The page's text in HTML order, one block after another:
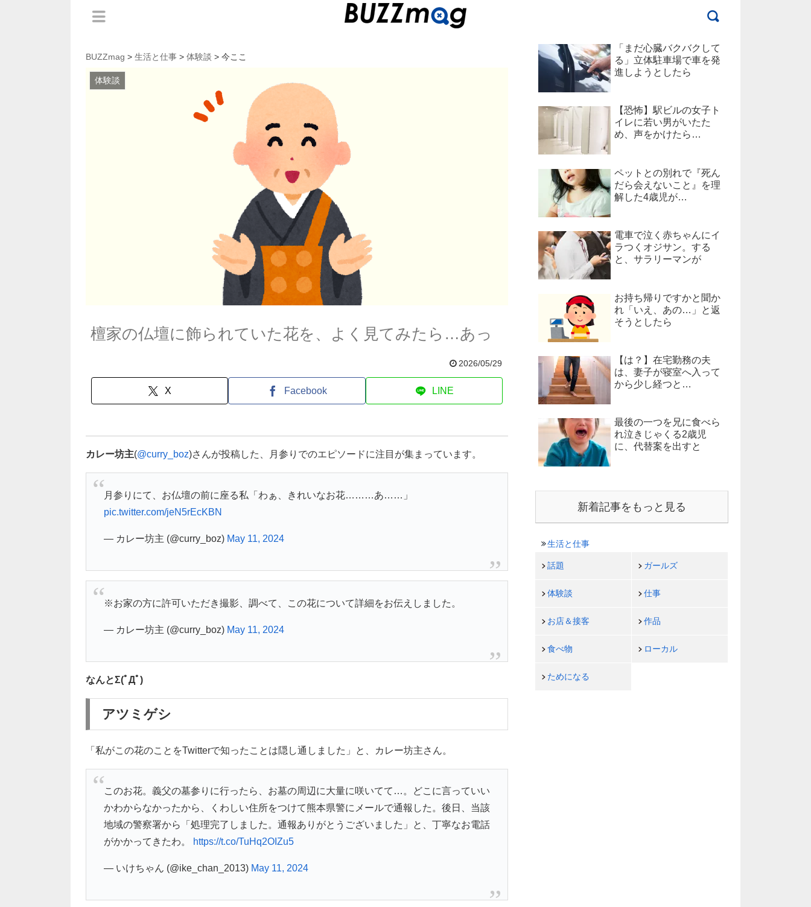
BUZZmag > 生活と仕事 > 体験談 > 今ここ
体験談
檀家の仏壇に飾られていた花を、よく見てみたら…あっ
2026/05/29
X Facebook LINE
カレー坊主(@curry_boz)さんが投稿した、月参りでのエピソードに注目が集まっています。
月参りにて、お仏壇の前に座る私「わぁ、きれいなお花………あ……」
pic.twitter.com/jeN5rEcKBN
— カレー坊主 (@curry_boz) May 11, 2024
※お家の方に許可いただき撮影、調べて、この花について詳細をお伝えしました。
— カレー坊主 (@curry_boz) May 11, 2024
なんとΣ(ﾟДﾟ)
アツミゲシ
「私がこの花のことをTwitterで知ったことは隠し通しました」と、カレー坊主さん。
このお花。義父の墓参りに行ったら、お墓の周辺に大量に咲いてて…。どこに言っていい
かわからなかったから、くわしい住所をつけて熊本県警にメールで通報した。後日、当該
地域の警察署から「処理完了しました。通報ありがとうございました」と、丁寧なお電話
がかかってきたわ。
https://t.co/TuHq2OIZu5
— いけちゃん (@ike_chan_2013) May 11, 2024
「まだ心臓バクバクして
る」立体駐車場で車を発
進しようとしたら
【恐怖】駅ビルの女子ト
イレに若い男がいたた
め、声をかけたら…
ペットとの別れで『死ん
だら会えないこと』を理
解した4歳児が…
電車で泣く赤ちゃんにイ
ラつくオジサン。する
と、サラリーマンが
お持ち帰りですかと聞か
れ「いえ、あの…」と返
そうとしたら
【は？】在宅勤務の夫
は、妻子が寝室へ入って
から少し経つと…
最後の一つを兄に食べら
れ泣きじゃくる2歳児
に、代替案を出すと
新着記事をもっと見る
生活と仕事
話題 ガールズ
体験談 仕事
お店＆接客 作品
食べ物 ローカル
ためになる